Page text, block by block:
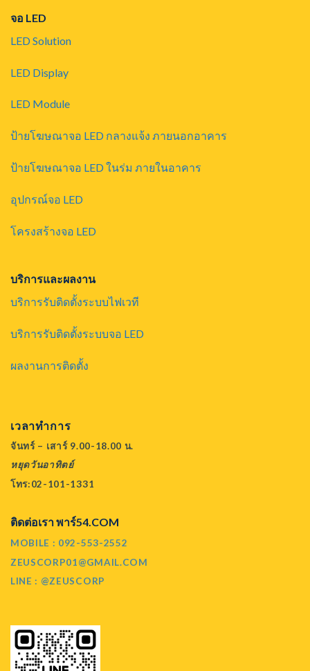
จอ LED
LED Solution
LED Display
LED Module
ป้ายโฆษณาจอ LED กลางแจ้ง ภายนอกอาคาร
ป้ายโฆษณาจอ LED ในร่ม ภายในอาคาร
อุปกรณ์จอ LED
โครงสร้างจอ LED
บริการและผลงาน
บริการรับติดตั้งระบบไฟเวที
บริการรับติดตั้งระบบจอ LED
ผลงานการติดตั้ง
เวลาทำการ
จันทร์ – เสาร์ 9.00-18.00 น.
หยุดวันอาทิตย์
โทร:02-101-1331
ติดต่อเรา พาร์54.COM
MOBILE : 092-553-2552
ZEUSCORP01@GMAIL.COM
LINE : @ZEUSCORP